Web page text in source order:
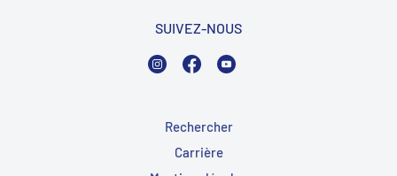
SUIVEZ-NOUS
InstagramFacebook
Rechercher
Carrière